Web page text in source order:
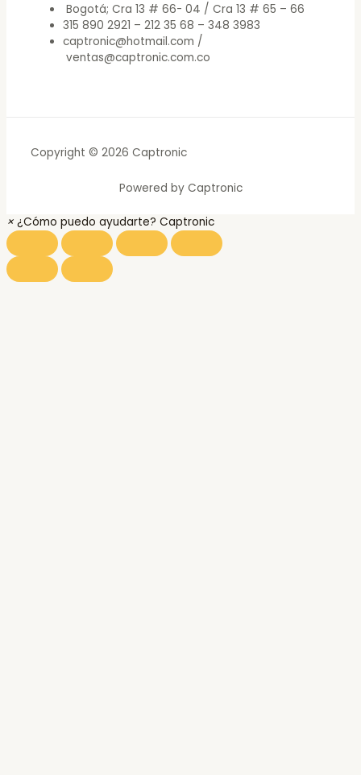
Bogotá; Cra 13 # 66- 04 / Cra 13 # 65 – 66
315 890 2921 – 212 35 68 – 348 3983
captronic@hotmail.com /
ventas@captronic.com.co
Copyright © 2026 Captronic
Powered by Captronic
× ¿Cómo puedo ayudarte? Captronic